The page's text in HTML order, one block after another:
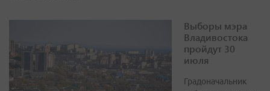
Выборы мэра
Владивостока
пройдут 30
июля
Градоначальник